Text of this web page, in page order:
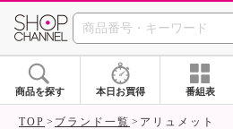
SHOP
商品を探す 本日お買得 番組表
TOP ブランド一覧 アリュメット